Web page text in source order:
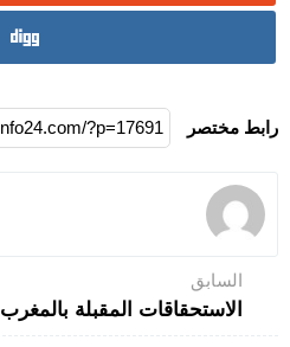
رابط مختصر
السابق
الاستحقاقات المقبلة بالمغرب